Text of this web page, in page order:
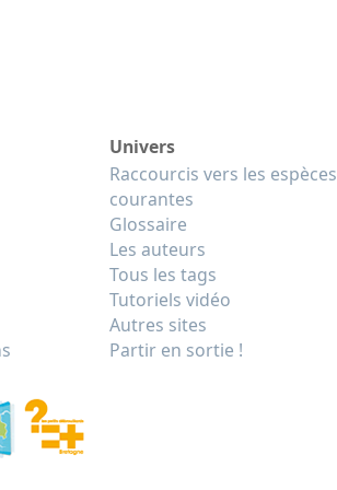
Univers
Raccourcis vers les espèces
courantes
Glossaire
Les auteurs
Tous les tags
Tutoriels vidéo
Autres sites
Partir en sortie !